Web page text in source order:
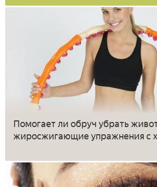
Помогает ли обруч убрать
жиросжигающие упражнения с